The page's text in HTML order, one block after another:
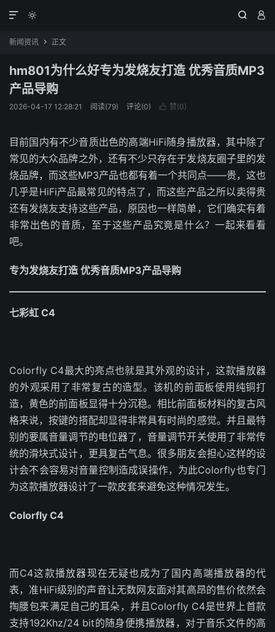
  

新闻资讯  正文
hm801为什么好专为发烧友打造 优秀音质MP3
产品导购
2026-04-17 12:28:21 阅读(79) 评论(0)  赞(0)
目前国内有不少音质出色的高端HiFi随身播放器，其中除了
常见的大众品牌之外，还有不少只存在于发烧友圈子里的发
烧品牌，而这些MP3产品也都有着一个共同点——贵，这也
几乎是HiFi产品最常见的特点了，而这些产品之所以卖得贵
还有发烧友支持这些产品，原因也一样简单，它们确实有着
非常出色的音质，至于这些产品究竟是什么？一起来看看
吧。
专为发烧友打造 优秀音质MP3产品导购
七彩虹 C4
Colorfly C4最大的亮点也就是其外观的设计，这款播放器
的外观采用了非常复古的造型。该机的前面板使用纯铜打
造，黄色的前面板显得十分沉稳。相比前面板材料的复古风
格来说，按键的搭配却显得非常具有时尚的感觉。并且最特
别的要属音量调节的电位器了，音量调节开关使用了非常传
统的滑块式设计，更具复古气息。很多朋友会担心这样的设
计会不会容易对音量控制造成误操作，为此Colorfly也专门
为这款播放器设计了一款皮套来避免这种情况发生。
Colorfly C4
而C4这款播放器现在无疑也成为了国内高端播放器的代
表，准HiFi级别的声音让无数网友面对其高昂的售价依然会
掏腰包来满足自己的耳朵，并且Colorfly C4是世界上首款
支持192Khz/24 bit的随身便携播放器，对于音乐文件的高